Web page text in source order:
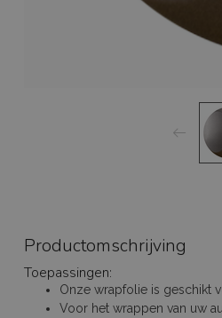
Productomschrijving
Toepassingen:
Onze wrapfolie is geschikt
Voor het wrappen van uw